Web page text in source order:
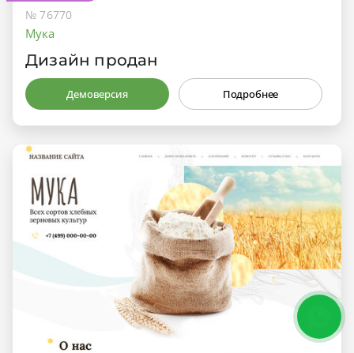
№ 76770
Мука
Дизайн продан
Демоверсия Подробнее